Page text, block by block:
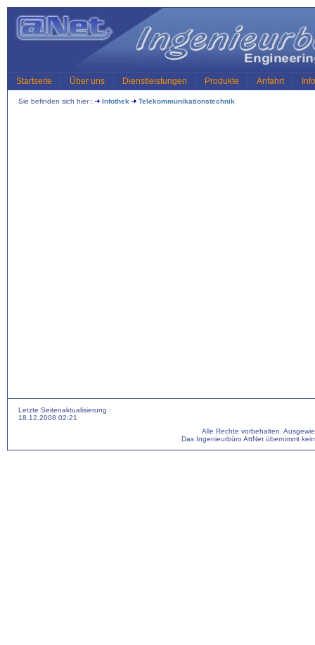
Startseite Über uns Dienstleistungen Produkte Anfahrt
Sie befinden sich hier : Infothek Telekommunikationstechnik
Letzte Seitenaktualisierung :
18.12.2008 02:21
Alle Rechte vorbehalten.
Das Ingenieurbüro AttNet übernimmt